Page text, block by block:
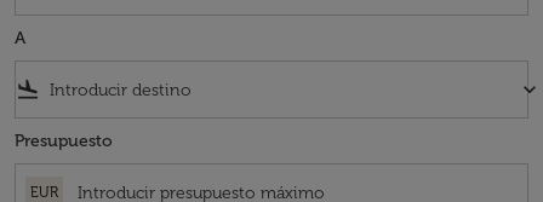
A
flight_land keyboard_arrow_down
Presupuesto
EUR